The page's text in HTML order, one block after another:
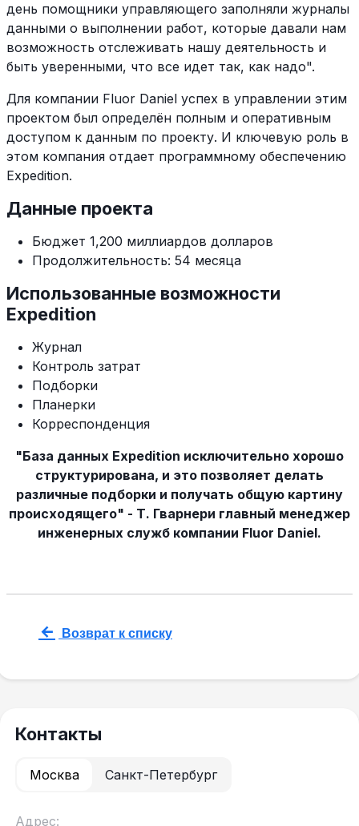
день помощники управляющего заполняли журналы
данными о выполнении работ, которые давали нам
возможность отслеживать нашу деятельность и
быть уверенными, что все идет так, как надо".
Для компании Fluor Daniel успех в управлении этим
проектом был определён полным и оперативным
доступом к данным по проекту. И ключевую роль в
этом компания отдает программному обеспечению
Expedition.
Данные проекта
Бюджет 1,200 миллиардов долларов
Продолжительность: 54 месяца
Использованные возможности
Expedition
Журнал
Контроль затрат
Подборки
Планерки
Корреспонденция
"База данных Expedition исключительно хорошо
структурирована, и это позволяет делать
различные подборки и получать общую картину
происходящего" - Т. Гварнери главный менеджер
инженерных служб компании Fluor Daniel.
Возврат к списку
Контакты
Москва Санкт-Петербург
Адрес: